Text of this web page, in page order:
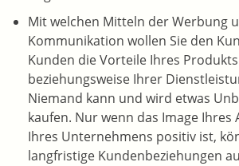
Mit welchen Mitteln der Werbung
Kommunikation wollen Sie den
Kunden die Vorteile Ihres Produkts
beziehungsweise Ihrer
Niemand kann und wird etwas
kaufen. Nur wenn das Image Ihres
Ihres Unternehmens positiv ist,
langfristige Kundenbeziehungen